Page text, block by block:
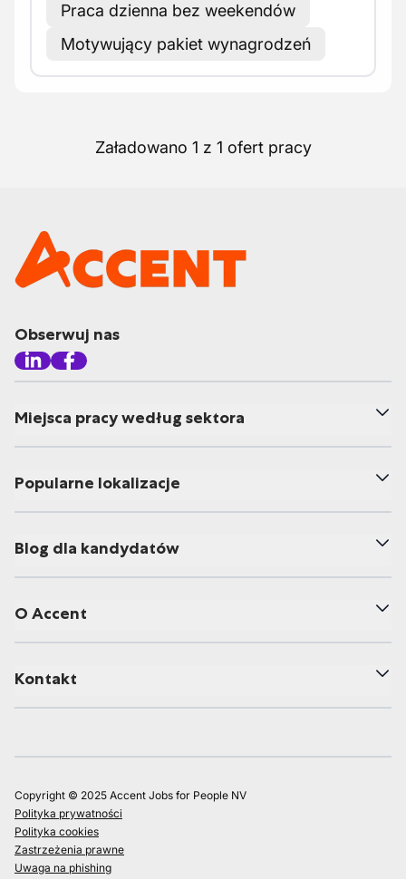
Praca dzienna bez weekendów
Motywujący pakiet wynagrodzeń
Załadowano 1 z 1 ofert pracy
Obserwuj nas
Miejsca pracy według sektora
Popularne lokalizacje
Blog dla kandydatów
O Accent
Kontakt
Copyright © 2025 Accent Jobs for People NV
Polityka prywatności
Polityka cookies
Zastrzeżenia prawne
Uwaga na phishing